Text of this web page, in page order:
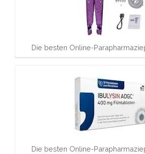
Die besten Online-
Die besten Online-